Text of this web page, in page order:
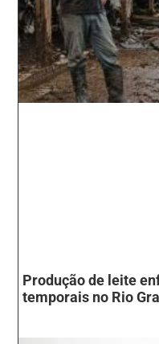
Produção de leite
temporais no Rio